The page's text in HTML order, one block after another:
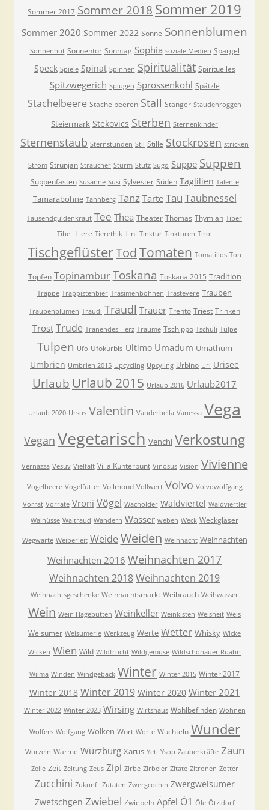
Sommer 2017 Sommer 2018 Sommer 2019
Sommer 2020 Sommer 2022 Sonne Sonnenblumen
Sonnenhut Sonnentor Sonntag Sophia soziale Medien Spargel
Speck Spiele Spinat Spinnen Spiritualität Spirituelles
Spitzwegerich Splügen Sprossenkohl Spätzle
Stachelbeere Stachelbeeren Stall Stanger Staudenroggen
Steiermark Stekovics Sterben Sternenkinder
Sternenstaub Sternstunden Stil Stille Stockrosen stricken
Strom Strunjan Sträucher Sturm Stutz Sugo Suppe Suppen
Suppenfasten Susanne Susi Sylvester Süden Taglilien Talente
Tamarabohne Tannberg Tanz Tarte Tau Taubnessel
Tausendgüldenkraut Tee Thea Theater Thomas Thymian Tiber
Tibet Tiere Tierethik Tini Tinktur Tinkturen Tirol
TischgeflüsterTodTomaten Tomatillos Ton
Topfen Topinambur Toskana Toskana 2015 Tradition
Trappe Trappistenbier Trasimenbohnen Trastevere Trauben
Traubenblumen Traudi Traudl Trauer Trento Triest Trinken
Trost Trude Tränendes Herz Träume Tschippo Tschuli Tulpe
Tulpen Ufo Ufokürbis Ultimo Umadum Umathum
Umbrien Umbrien 2015 Upcycling Upcyling Urbino Uri Urisee
Urlaub Urlaub 2015 Urlaub 2016 Urlaub2017
Urlaub 2020 Ursus Valentin Vanderbella Vanessa Vega
Vegan Vegetarisch Venchi Verkostung
Vernazza Vesuv Vielfalt Villa Kunterbunt Vinosus Vision Vivienne
Vogelbeere Vogelfutter Vollmond Vollwert Volvo Volvowolfgang
Vorrat Vorräte Vroni Vögel Wacholder Waldviertel Waldviertler
Walnüsse Waltraud Wandern Wasser weben Weck Weckgläser
Wegwarte Weiberleit Weide Weiden Weihnacht Weihnachten
Weihnachten 2016 Weihnachten 2017
Weihnachten 2018Weihnachten 2019
Weihnachtsgeschenke Weihnachtsmarkt Weihrauch Weihwasser
Wein Wein Hagebutten Weinkeller Weinkisten Weisheit Wels
Welsumer Welsumerle Werkzeug Werte Wetter Whisky Wicke
Wicken Wien Wild Wildfrucht Wildgemüse Wildschönauer Ruabn
Wilma Winden Windgebäck Winter Winter 2015 Winter 2017
Winter 2018 Winter 2019 Winter 2020 Winter 2021
Winter 2022 Winter 2023 Wirsing Wirtshaus Wohlbefinden Wohnen
Wolfers Wolfgang Wolken Wort Worte Wuchteln Wunder
Wurzeln Wärme Würzburg Xarus Yeti Ysop Zauberkräfte Zaun
Zeile Zeit Zeitung Zeus Zipi Zirbe Zirbeler Zitate Zitronen Zotter
Zucchini Zukunft Zutaten Zwergcochin Zwergwelsumer
Zwetschgen Zwiebel Zwiebeln Äpfel Ö1 Öle Ötzidorf